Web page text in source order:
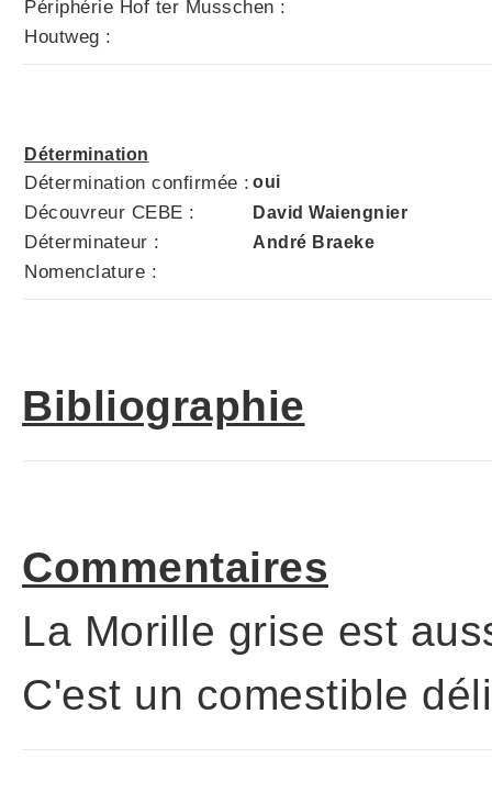
Périphérie Hof ter Musschen :
Houtweg :
Détermination
Détermination confirmée : oui
Découvreur CEBE : David Waiengnier
Déterminateur : André Braeke
Nomenclature :
Bibliographie
Commentaires
La Morille grise est
C'est un comestible